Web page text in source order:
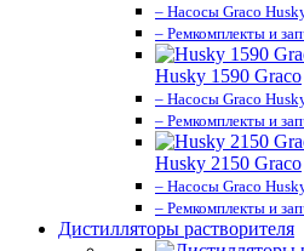
– Насосы Graco
– Ремкомплекты и
Husky 1590 Graco
– Насосы Graco
– Ремкомплекты и
Husky 2150 Graco
– Насосы Graco
– Ремкомплекты и
Дистилляторы растворителя